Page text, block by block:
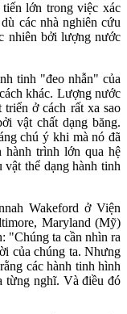
lớn trong việc xác
các nhà nghiên cứu
nhiên bởi lượng nước
tinh "đeo nhẫn" của
khác. Lượng nước
ở cách rất xa sao
vật chất dạng băng.
chú ý khi mà nó đã
hành trình lớn qua hệ
thể dạng hành tinh
Wakeford ở Viện
Maryland (Mỹ)
"Chúng ta cần nhìn ra
của chúng ta. Nhưng
các hành tinh hình
từng nghĩ. Và điều đó